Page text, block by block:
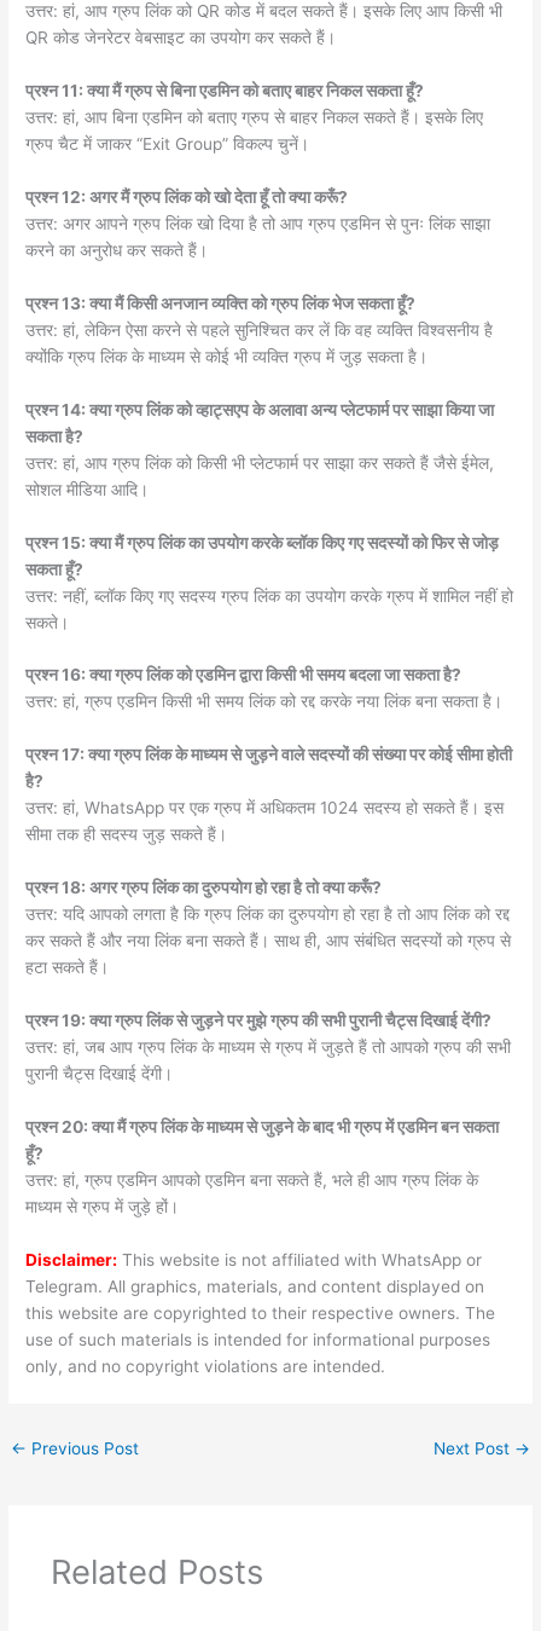
उत्तर: हां, आप ग्रुप लिंक को QR कोड में बदल सकते हैं। इसके लिए आप किसी भी
QR कोड जेनरेटर वेबसाइट का उपयोग कर सकते हैं।
प्रश्न 11: क्या मैं ग्रुप से बिना एडमिन को बताए बाहर निकल सकता हूँ?
उत्तर: हां, आप बिना एडमिन को बताए ग्रुप से बाहर निकल सकते हैं। इसके लिए
ग्रुप चैट में जाकर “Exit Group” विकल्प चुनें।
प्रश्न 12: अगर मैं ग्रुप लिंक को खो देता हूँ तो क्या करूँ?
उत्तर: अगर आपने ग्रुप लिंक खो दिया है तो आप ग्रुप एडमिन से पुनः लिंक साझा
करने का अनुरोध कर सकते हैं।
प्रश्न 13: क्या मैं किसी अनजान व्यक्ति को ग्रुप लिंक भेज सकता हूँ?
उत्तर: हां, लेकिन ऐसा करने से पहले सुनिश्चित कर लें कि वह व्यक्ति विश्वसनीय है
क्योंकि ग्रुप लिंक के माध्यम से कोई भी व्यक्ति ग्रुप में जुड़ सकता है।
प्रश्न 14: क्या ग्रुप लिंक को व्हाट्सएप के अलावा अन्य प्लेटफार्म पर साझा किया जा
सकता है?
उत्तर: हां, आप ग्रुप लिंक को किसी भी प्लेटफार्म पर साझा कर सकते हैं जैसे ईमेल,
सोशल मीडिया आदि।
प्रश्न 15: क्या मैं ग्रुप लिंक का उपयोग करके ब्लॉक किए गए सदस्यों को फिर से जोड़
सकता हूँ?
उत्तर: नहीं, ब्लॉक किए गए सदस्य ग्रुप लिंक का उपयोग करके ग्रुप में शामिल नहीं हो
सकते।
प्रश्न 16: क्या ग्रुप लिंक को एडमिन द्वारा किसी भी समय बदला जा सकता है?
उत्तर: हां, ग्रुप एडमिन किसी भी समय लिंक को रद्द करके नया लिंक बना सकता है।
प्रश्न 17: क्या ग्रुप लिंक के माध्यम से जुड़ने वाले सदस्यों की संख्या पर कोई सीमा होती
है?
उत्तर: हां, WhatsApp पर एक ग्रुप में अधिकतम 1024 सदस्य हो सकते हैं। इस
सीमा तक ही सदस्य जुड़ सकते हैं।
प्रश्न 18: अगर ग्रुप लिंक का दुरुपयोग हो रहा है तो क्या करूँ?
उत्तर: यदि आपको लगता है कि ग्रुप लिंक का दुरुपयोग हो रहा है तो आप लिंक को रद्द
कर सकते हैं और नया लिंक बना सकते हैं। साथ ही, आप संबंधित सदस्यों को ग्रुप से
हटा सकते हैं।
प्रश्न 19: क्या ग्रुप लिंक से जुड़ने पर मुझे ग्रुप की सभी पुरानी चैट्स दिखाई देंगी?
उत्तर: हां, जब आप ग्रुप लिंक के माध्यम से ग्रुप में जुड़ते हैं तो आपको ग्रुप की सभी
पुरानी चैट्स दिखाई देंगी।
प्रश्न 20: क्या मैं ग्रुप लिंक के माध्यम से जुड़ने के बाद भी ग्रुप में एडमिन बन सकता
हूँ?
उत्तर: हां, ग्रुप एडमिन आपको एडमिन बना सकते हैं, भले ही आप ग्रुप लिंक के
माध्यम से ग्रुप में जुड़े हों।
Disclaimer: This website is not affiliated with WhatsApp or
Telegram. All graphics, materials, and content displayed on
this website are copyrighted to their respective owners. The
use of such materials is intended for informational purposes
only, and no copyright violations are intended.
← Previous Post Next Post →
Related Posts